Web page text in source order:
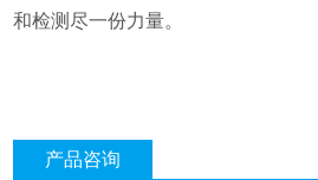
和检测尽一份力量。
产品咨询